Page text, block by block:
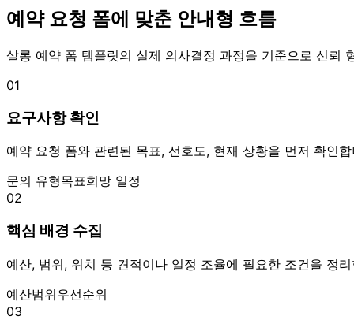
예약 요청 폼에 맞춘 안내형 흐름
살롱 예약 폼 템플릿의 실제 의사결정 과정을 기준으로 신뢰
01
요구사항 확인
예약 요청 폼와 관련된 목표, 선호도, 현재 상황을 먼저 확인
문의 유형목표희망 일정
02
핵심 배경 수집
예산, 범위, 위치 등 견적이나 일정 조율에 필요한 조건을 정
예산범위우선순위
03